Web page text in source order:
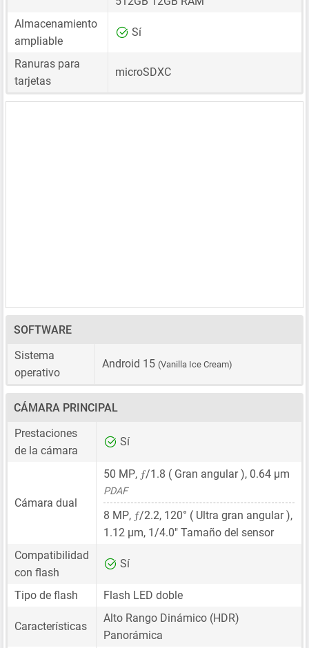
Almacenamiento
ampliable
Sí
Ranuras para
tarjetas
microSDXC
SOFTWARE
Sistema
operativo
Android 15 (Vanilla Ice Cream)
CÁMARA PRINCIPAL
Prestaciones
de la cámara
Sí
Cámara dual
50 MP, ƒ/1.8 ( Gran angular ), 0.64 μm
PDAF
8 MP, ƒ/2.2, 120° ( Ultra gran angular ),
1.12 μm, 1/4.0" Tamaño del sensor
Compatibilidad
con flash
Sí
Tipo de flash Flash LED doble
Características
Alto Rango Dinámico (HDR)
Panorámica